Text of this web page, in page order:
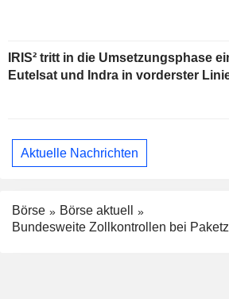
IRIS² tritt in die Umsetzungsphase
Eutelsat und Indra in vorderster
Aktuelle Nachrichten
Börse
Börse aktuell
Bundesweite Zollkontrollen bei